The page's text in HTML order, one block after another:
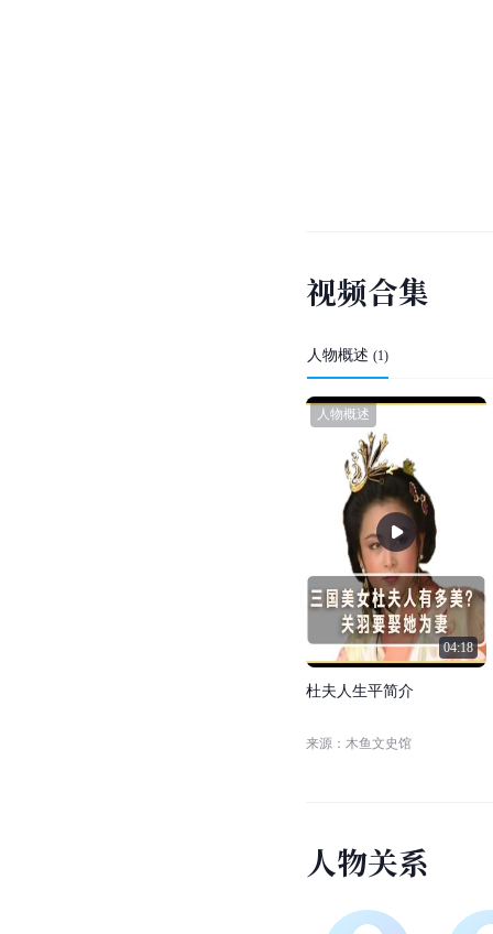
视频合集
人物概述 (1)
04:18
人物概述
杜夫 人生平简介
来源：木鱼文史馆
人物关系